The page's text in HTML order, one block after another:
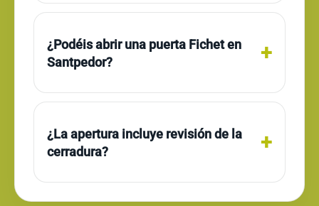
¿Podéis abrir una puerta Fichet en
Santpedor?
¿La apertura incluye revisión de la
cerradura?